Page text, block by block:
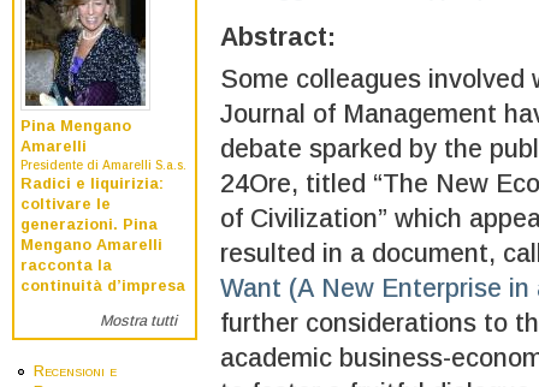
Pina Mengano
Amarelli
Presidente di Amarelli S.a.s.
Radici e liquirizia:
coltivare le
generazioni. Pina
Mengano Amarelli
racconta la
continuità d’impresa
Mostra tutti
Recensioni e
Abstract:
Some colleagues
Journal of Management
debate sparked by the
24Ore, titled “The New
of Civilization” which
resulted in a document,
Want (A New Enterprise in
further considerations to
academic business-